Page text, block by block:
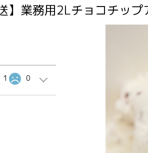
】業務用2Lチョコチッ
1 0